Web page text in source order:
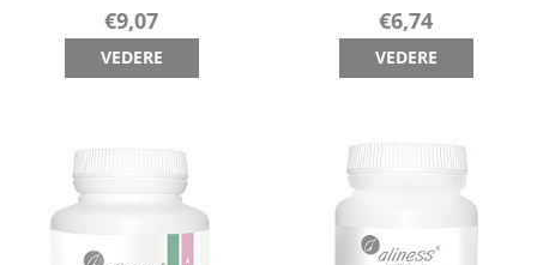
€9,07
VEDERE
€6,74
VEDERE